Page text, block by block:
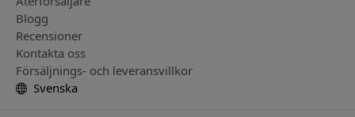
Blogg
Recensioner
Kontakta oss
Försäljnings- och leveransvillkor
Svenska